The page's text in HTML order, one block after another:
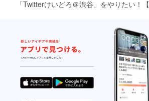
わかるように何ら目標
く、 入って1か月もた
たない内に大学やめた
いオーラ全開でした。
そんな時に知ったの
「Twitterけいどろ＠渋谷」をやりたい！